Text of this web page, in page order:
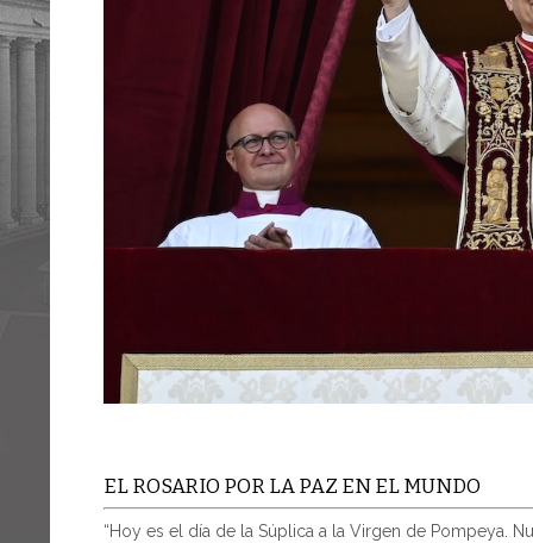
EL ROSARIO POR LA PAZ EN EL MUNDO
“Hoy es el día de la Súplica a la Virgen de Pompeya.